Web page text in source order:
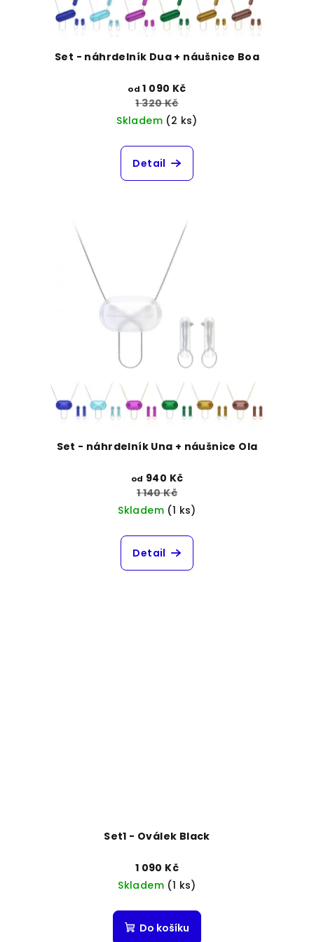
Set - náhrdelník Dua + náušnice Boa
od 1 090 Kč
1 320 Kč
Skladem (2 ks)
Detail
Set - náhrdelník Una + náušnice Ola
od 940 Kč
1 140 Kč
Skladem (1 ks)
Detail
Set1 - Oválek Black
1 090 Kč
Skladem (1 ks)
Do košíku